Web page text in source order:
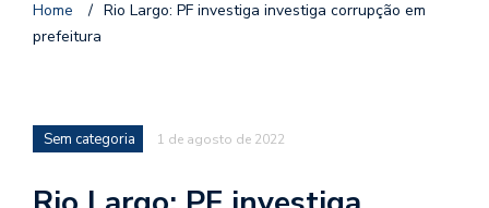
Home / Rio Largo: PF investiga investiga corrupção em
prefeitura
Sem categoria 1 de agosto de 2022